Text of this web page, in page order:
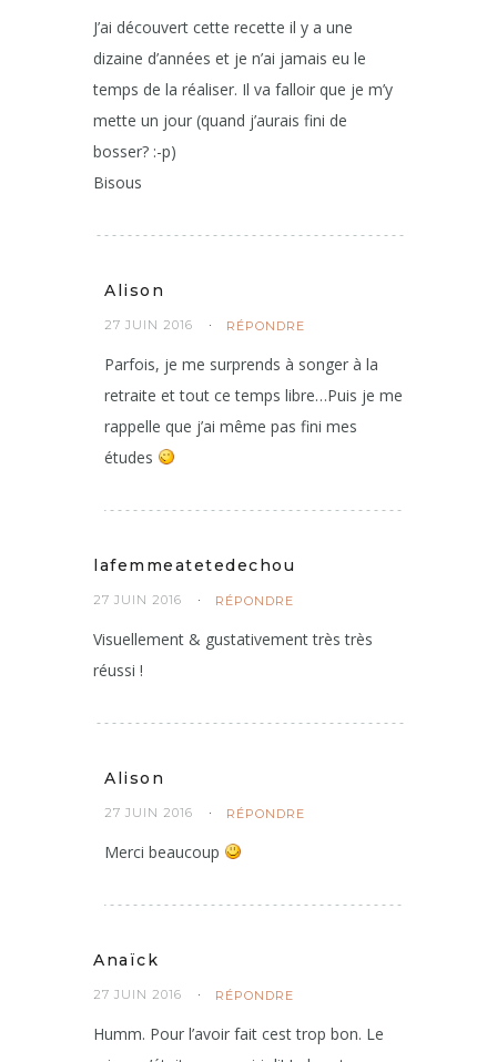
J’ai découvert cette recette il y a une
dizaine d’années et je n’ai jamais eu le
temps de la réaliser. Il va falloir que je m’y
mette un jour (quand j’aurais fini de
bosser? :-p)
Bisous
Alison
27 JUIN 2016 RÉPONDRE
Parfois, je me surprends à songer à la
retraite et tout ce temps libre…Puis je me
rappelle que j’ai même pas fini mes
études
lafemmeatetedechou
27 JUIN 2016 RÉPONDRE
Visuellement & gustativement très très
réussi !
Alison
27 JUIN 2016 RÉPONDRE
Merci beaucoup
Anaïck
27 JUIN 2016 RÉPONDRE
Humm. Pour l’avoir fait cest trop bon. Le